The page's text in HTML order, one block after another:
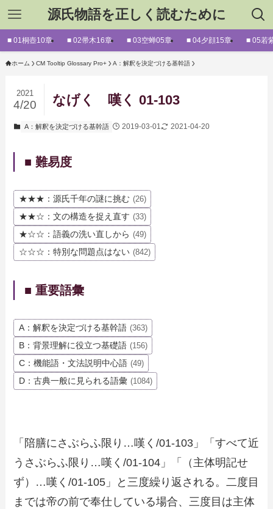
源氏物語を正しく読むために
■ 01桐壺10章 ■ 02帚木16章 ■ 03空蝉05章 ■ 04夕顔15章 ■ 05若
ホーム CM Tooltip Glossary Pro+ A：解釈を決定づける基幹語
なげく 嘆く 01-103
2021
4/20
A：解釈を決定づける基幹語 2019-03-01 2021-04-20
■ 難易度
★★★：源氏千年の謎に挑む (26)
★★☆：文の構造を捉え直す (33)
★☆☆：語義の洗い直しから (49)
☆☆☆：特別な問題点はない (842)
■ 重要語彙
A：解釈を決定づける基幹語 (363)
B：背景理解に役立つ基礎語 (156)
C：機能語・文法説明中心語 (49)
D：古典一般に見られる語彙 (1084)
「陪膳にさぶらふ限り…嘆く/01-103」「すべて近
うさぶらふ限り…嘆く/01-104」「（主体明記せ
ず）…嘆く/01-105」と三度繰り返される。二度目
までは帝の前で奉仕している場合、三度目は主体